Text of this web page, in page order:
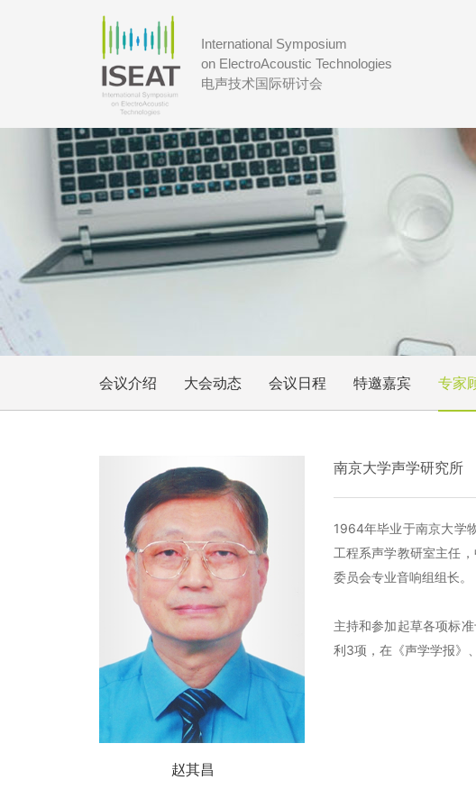
International Symposium
on ElectroAcoustic Technologies
电声技术国际研讨会
会议介绍 大会动态 会议日程 特邀嘉宾 专家
赵其昌
南京大学声学研究所
1964年毕业于南京大学
工程系声学教研室主任
委员会专业音响组组长。
主持和参加起草各项标
利3项，在《声学学报》